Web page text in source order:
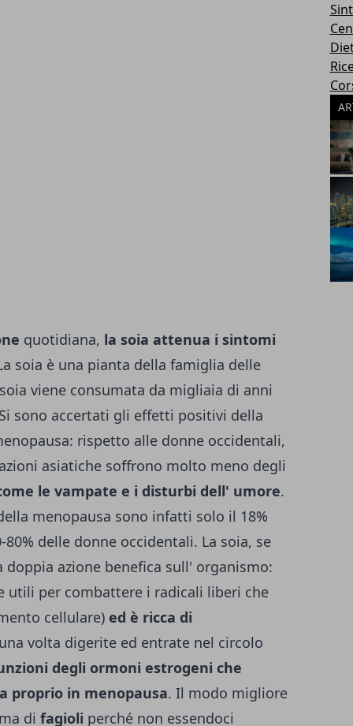
quotidiana, la soia attenua i sintomi
soia è una pianta della famiglia delle
viene consumata da migliaia di anni
sono accertati gli effetti positivi della
rispetto alle donne occidentali,
asiatiche soffrono molto meno degli
le vampate e i disturbi dell' umore.
menopausa sono infatti solo il 18%
delle donne occidentali. La soia, se
azione benefica sull' organismo:
utili per combattere i radicali liberi che
cellulare) ed è ricca di
volta digerite ed entrate nel circolo
degli ormoni estrogeni che
proprio in menopausa. Il modo migliore
di fagioli perché non essendoci